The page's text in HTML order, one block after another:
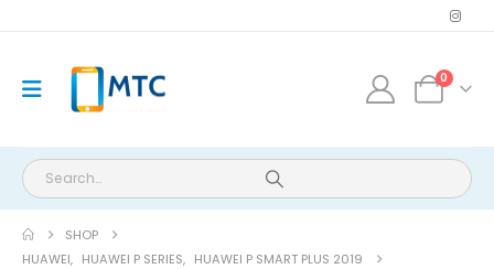
0
SHOP
HUAWEI, HUAWEI P SERIES, HUAWEI P SMART PLUS 2019